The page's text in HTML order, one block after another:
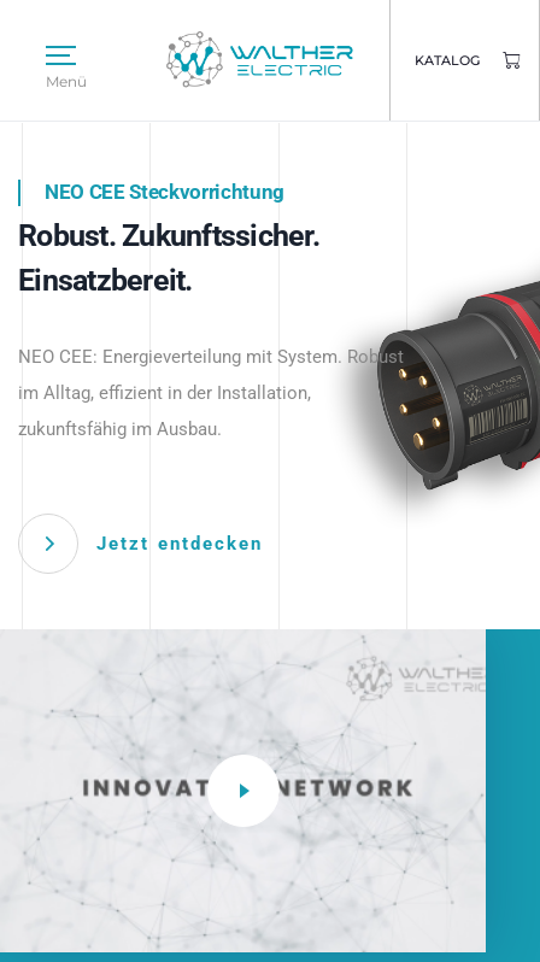
Menü
KATALOG
Intelligente Stromverteilung
beginnt hier.
NEO CEE Steckvorrichtung
Robust. Zukunftssicher.
Einsatzbereit.
NEO CEE: Energieverteilung mit System. Robust
im Alltag, effizient in der Installation,
zukunftsfähig im Ausbau.
Jetzt entdecken
Intelligenz trifft Energie.
Anwendungen – robust, IP-geschützt und
zukunftsfähig.